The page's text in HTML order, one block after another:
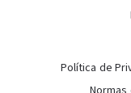
Política de